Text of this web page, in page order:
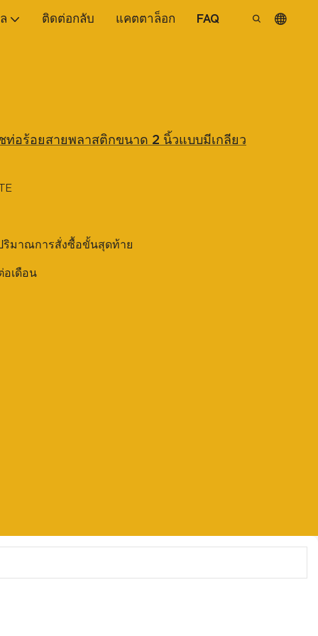
ติดต่อกลับ แคตตาล็อก FAQ
อร้อยสายพลาสติกขนาด 2 นิ้วแบบมีเกลียว
ริมาณการสั่งซื้อขั้นสุดท้าย
อเดือน